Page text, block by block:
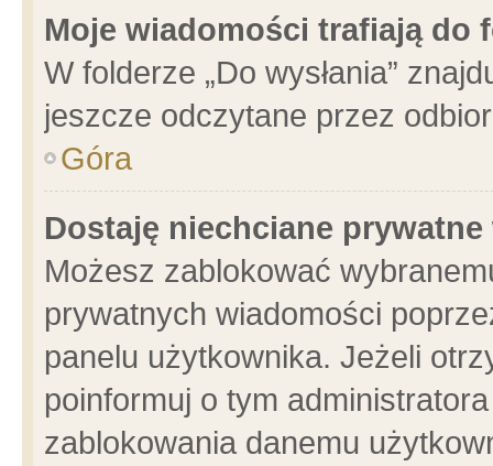
Moje wiadomości trafiają do
W folderze „Do wysłania”
jeszcze odczytane przez
Góra
Dostaję niechciane
Możesz zablokować
prywatnych wiadomości
panelu użytkownika. Jeżeli
poinformuj o tym
zablokowania danemu